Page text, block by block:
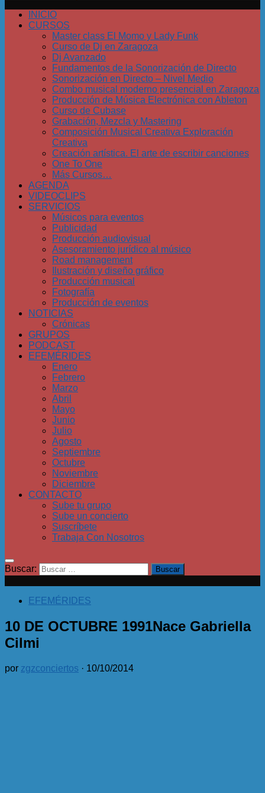
INICIO
CURSOS
Master class El Momo y Lady Funk
Curso de Dj en Zaragoza
Dj Avanzado
Fundamentos de la Sonorización de Directo
Sonorización en Directo – Nivel Medio
Combo musical moderno presencial en Zaragoza
Producción de Música Electrónica con Ableton
Curso de Cubase
Grabación, Mezcla y Mastering
Composición Musical Creativa Exploración
Creativa
Creación artística. El arte de escribir canciones
One To One
Más Cursos…
AGENDA
VIDEOCLIPS
SERVICIOS
Músicos para eventos
Publicidad
Producción audiovisual
Asesoramiento jurídico al músico
Road management
Ilustración y diseño gráfico
Producción musical
Fotografía
Producción de eventos
NOTICIAS
Crónicas
GRUPOS
PODCAST
EFEMÉRIDES
Enero
Febrero
Marzo
Abril
Mayo
Junio
Julio
Agosto
Septiembre
Octubre
Noviembre
Diciembre
CONTACTO
Sube tu grupo
Sube un concierto
Suscríbete
Trabaja Con Nosotros
Buscar:
EFEMÉRIDES
10 DE OCTUBRE 1991Nace Gabriella
Cilmi
por zgzconciertos · 10/10/2014